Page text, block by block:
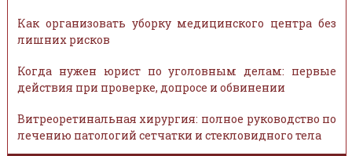
Как организовать уборку медицинского центра без
лишних рисков
Когда нужен юрист по уголовным делам: первые
действия при проверке, допросе и обвинении
Витреоретинальная хирургия: полное руководство по
лечению патологий сетчатки и стекловидного тела